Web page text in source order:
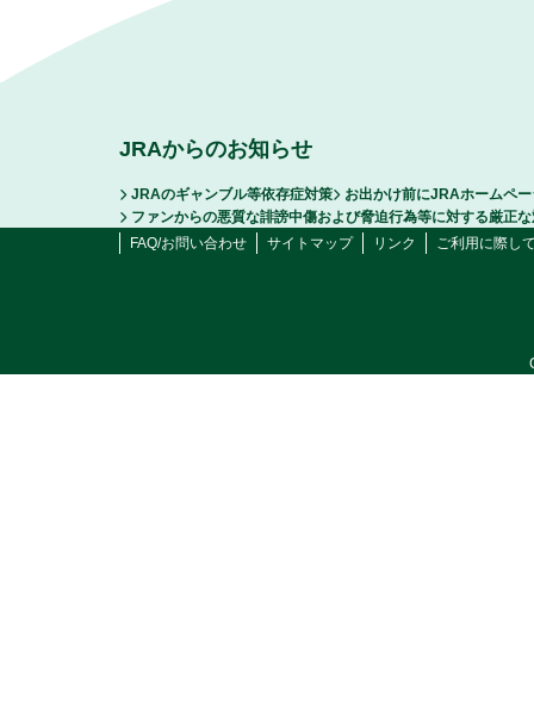
JRAからのお知らせ
JRAのギャンブル等依存症対策
お出かけ前にJRAホームペ
ファンからの悪質な誹謗中傷および脅迫行為等に対する厳正
FAQ/お問い合わせ
サイトマップ リンク ご利用に際し